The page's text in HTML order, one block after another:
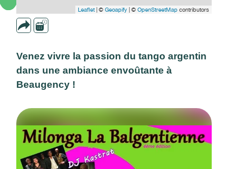
Leaflet| © Geoapify | © OpenStreetMap contributors
Venez vivre la passion du tango argentin
dans une ambiance envoûtante à
Beaugency !